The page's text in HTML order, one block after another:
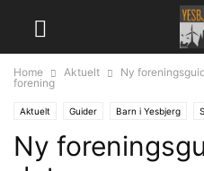
Home Aktuelt
Ny
forening
Aktuelt Guider Barn i Yesbjerg
Ny